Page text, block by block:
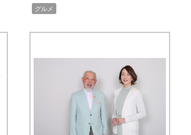
グルメ